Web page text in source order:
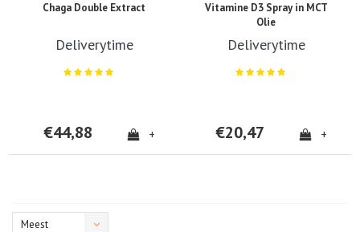
Chaga Double Extract
Deliverytime
€44,88 +
Vitamine D3 Spray in MCT
Olie
Deliverytime
€20,47 +
Meest